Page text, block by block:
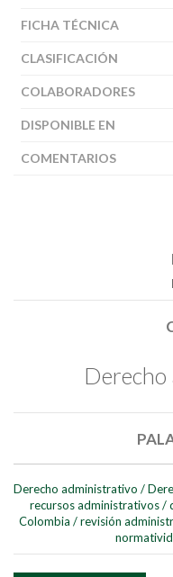
FICHA TÉCNICA
CLASIFICACIÓN
COLABORADORES
DISPONIBLE EN
COMENTARIOS
Derecho administrativo /
recursos administrativos /
Colombia /revisión